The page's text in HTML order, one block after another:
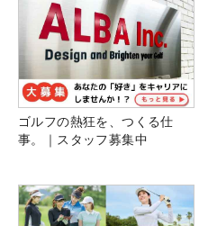
ゴルフの熱狂を、つくる仕
事。｜スタッフ募集中